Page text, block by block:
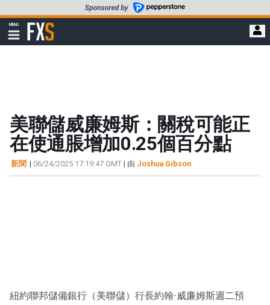
至
要
MENU
顯
示
FXStreet
美聯儲威廉姆斯：關稅可能正
在使通脹增加0.25個百分點
新聞 | 06/24/2025 17:19:47 GMT | 由 Joshua Gibson
紐約聯邦儲備銀行（美聯儲）行長約翰-威廉姆斯週二預